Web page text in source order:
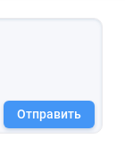
Отправить